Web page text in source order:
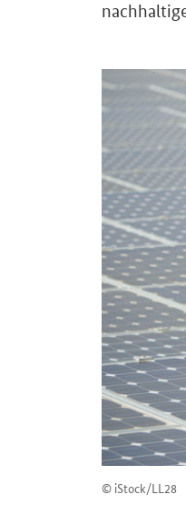
© iStock/LL28